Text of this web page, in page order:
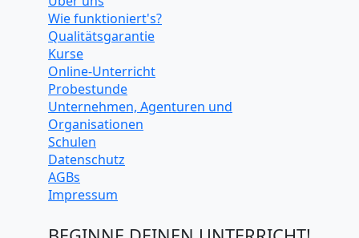
Wie funktioniert's?
Qualitätsgarantie
Kurse
Online-Unterricht
Probestunde
Unternehmen, Agenturen und
Organisationen
Schulen
Datenschutz
AGBs
Impressum